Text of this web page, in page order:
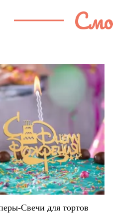
Коробки для тортов